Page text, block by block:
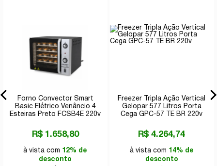
Forno Convector Smart
Basic Elétrico Venâncio 4
Esteiras Preto FCSB4E 220v
R$ 1.658,80
à vista com 12% de
desconto
Freezer Tripla Ação Vertical
Gelopar 577 Litros Porta
Cega GPC-57 TE BR 220v
R$ 4.264,74
à vista com 14% de
desconto